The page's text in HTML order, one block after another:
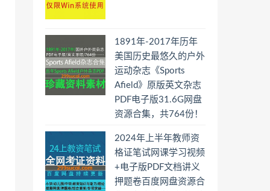
1891年-2017年历年
美国历史最悠久的户外
运动杂志《Sports
Afield》原版英文杂志
PDF电子版31.6G网盘
资源合集，共764份！
2024年上半年教师资
格证笔试网课学习视频
+电子版PDF文档讲义
押题卷百度网盘资源合